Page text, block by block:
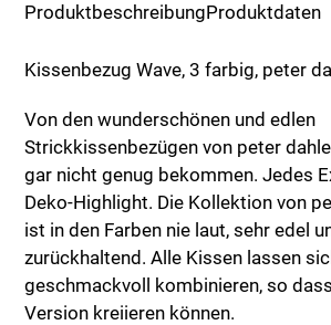
ProduktbeschreibungProduktdaten
Kissenbezug Wave, 3 farbig, peter
Von den wunderschönen und edlen
Strickkissenbezügen von peter
gar nicht genug bekommen. Jedes
Deko-Highlight. Die Kollektion von
ist in den Farben nie laut, sehr edel
zurückhaltend. Alle Kissen lassen
geschmackvoll kombinieren, so
Version kreiieren können.